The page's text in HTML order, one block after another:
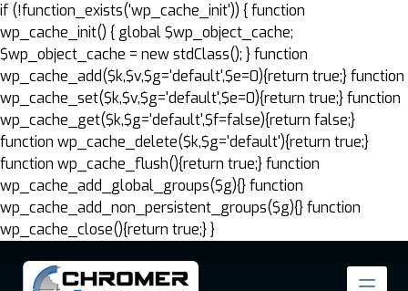
if (!function_exists('wp_cache_init')) { function
wp_cache_init() { global $wp_object_cache;
$wp_object_cache = new stdClass(); } function
wp_cache_add($k,$v,$g='default',$e=0){return true;} function
wp_cache_set($k,$v,$g='default',$e=0){return true;} function
wp_cache_get($k,$g='default',$f=false){return false;}
function wp_cache_delete($k,$g='default'){return true;}
function wp_cache_flush(){return true;} function
wp_cache_add_global_groups($g){} function
wp_cache_add_non_persistent_groups($g){} function
wp_cache_close(){return true;} }